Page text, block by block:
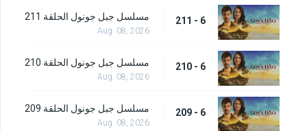
6 - 211 مسلسل جبل جونول الحلقة 211
Aug. 08, 2026
6 - 210 مسلسل جبل جونول الحلقة 210
Aug. 08, 2026
6 - 209 مسلسل جبل جونول الحلقة 209
Aug. 08, 2026